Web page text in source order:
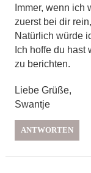
Immer, wenn
zuerst bei dir
Natürlich würde
Ich hoffe du
zu berichten.
Liebe Grüße,
Swantje
ANTWORTEN